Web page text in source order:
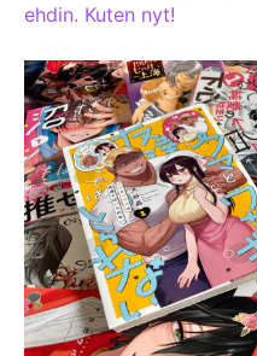
ehdin. Kuten nyt!